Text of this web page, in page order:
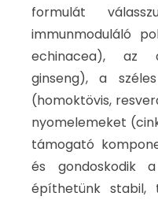
formulát
immunmoduláló
echinacea), az
ginseng), a
(homoktövis,
nyomelemeket
támogató
és gondoskodik
építhetünk stabil,